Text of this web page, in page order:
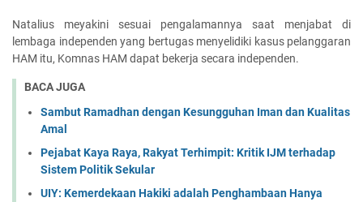
Natalius meyakini sesuai pengalamannya saat menjabat di
lembaga independen yang bertugas menyelidiki kasus pelanggaran
HAM itu, Komnas HAM dapat bekerja secara independen.
BACA JUGA
Sambut Ramadhan dengan Kesungguhan Iman dan Kualitas
Amal
Pejabat Kaya Raya, Rakyat Terhimpit: Kritik IJM terhadap
Sistem Politik Sekular
UIY: Kemerdekaan Hakiki adalah Penghambaan Hanya